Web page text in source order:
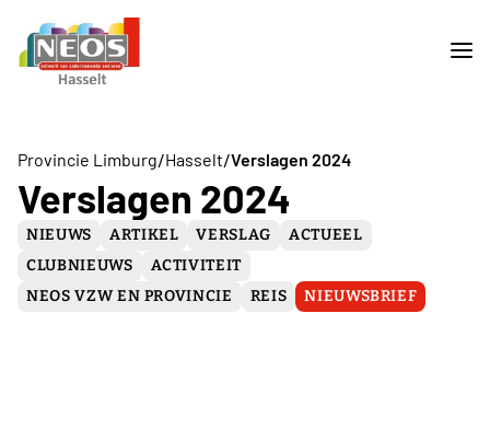
Provincie Limburg/Hasselt/Verslagen 2024
Verslagen 2024
NIEUWS ARTIKEL VERSLAG
ACTUEEL
CLUBNIEUWS
ACTIVITEIT
NEOS VZW EN PROVINCIE
REIS NIEUWSBRIEF